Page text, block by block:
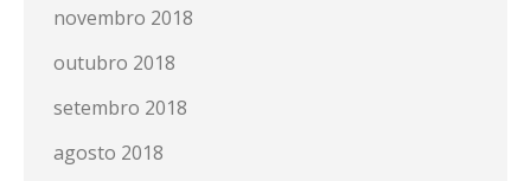
novembro 2018
outubro 2018
setembro 2018
agosto 2018